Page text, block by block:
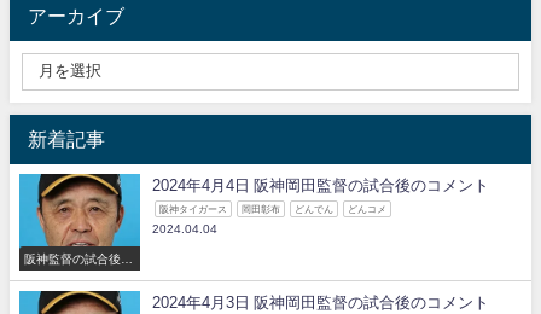
アーカイブ
新着記事
阪神監督の試合後の
コメント
2024年4月4日 阪神岡田監督の試合後のコメント
阪神タイガース 岡田彰布 どんでん どんコメ
2024.04.04
2024年4月3日 阪神岡田監督の試合後のコメント